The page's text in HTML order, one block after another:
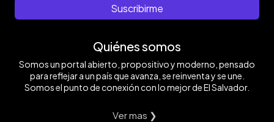
Suscribirme
Quiénes somos
Somos un portal abierto, propositivo y moderno, pensado
para reflejar a un país que avanza, se reinventa y se une.
Somos el punto de conexión con lo mejor de El Salvador.
Ver mas ❯